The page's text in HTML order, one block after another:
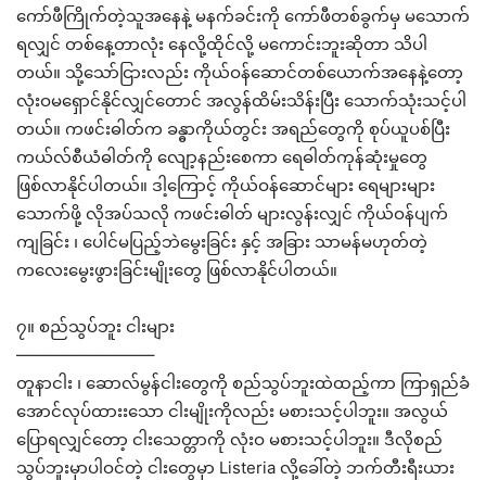
ကော်ဖီကြိုက်တဲ့သူအနေနဲ့ မနက်ခင်းကို ကော်ဖီတစ်ခွက်မှ မသောက်
ရလျှင် တစ်နေ့တာလုံး နေလို့ထိုင်လို့ မကောင်းဘူးဆိုတာ သိပါ
တယ်။ သို့သော်ငြားလည်း ကိုယ်ဝန်ဆောင်တစ်ယောက်အနေနဲ့တော့
လုံးဝမရှောင်နိုင်လျှင်တောင် အလွန်ထိမ်းသိန်းပြီး သောက်သုံးသင့်ပါ
တယ်။ ကဖင်းဓါတ်က ခန္ဓာကိုယ်တွင်း အရည်တွေကို စုပ်ယူပစ်ပြီး
ကယ်လ်စီယံဓါတ်ကို လျော့နည်းစေကာ ရေဓါတ်ကုန်ဆုံးမှုတွေ
ဖြစ်လာနိုင်ပါတယ်။ ဒါ့ကြောင့် ကိုယ်ဝန်ဆောင်များ ရေများများ
သောက်ဖို့ လိုအပ်သလို ကဖင်းဓါတ် များလွန်းလျှင် ကိုယ်ဝန်ပျက်
ကျခြင်း ၊ ပေါင်မပြည့်ဘဲမွေးခြင်း နှင့် အခြား သာမန်မဟုတ်တဲ့
ကလေးမွေးဖွားခြင်းမျိုးတွေ ဖြစ်လာနိုင်ပါတယ်။
၇။ စည်သွပ်ဘူး ငါးများ
————————–
တူနာငါး ၊ ဆောလ်မွန်ငါးတွေကို စည်သွပ်ဘူးထဲထည့်ကာ ကြာရှည်ခံ
အောင်လုပ်ထားးသော ငါးမျိုးကိုလည်း မစားသင့်ပါဘူး။ အလွယ်
ပြောရလျှင်တော့ ငါးသေတ္တာကို လုံးဝ မစားသင့်ပါဘူး။ ဒီလိုစည်
သွပ်ဘူးမှာပါဝင်တဲ့ ငါးတွေမှာ Listeria လို့ခေါ်တဲ့ ဘက်တီးရီးယား